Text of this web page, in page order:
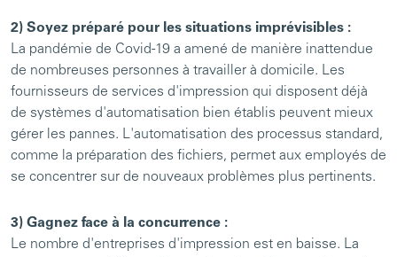
2) Soyez préparé pour les situations imprévisibles :
La pandémie de Covid-19 a amené de manière inattendue
de nombreuses personnes à travailler à domicile. Les
fournisseurs de services d'impression qui disposent déjà
de systèmes d'automatisation bien établis peuvent mieux
gérer les pannes. L'automatisation des processus standard,
comme la préparation des fichiers, permet aux employés de
se concentrer sur de nouveaux problèmes plus pertinents.
3) Gagnez face à la concurrence :
Le nombre d'entreprises d'impression est en baisse. La